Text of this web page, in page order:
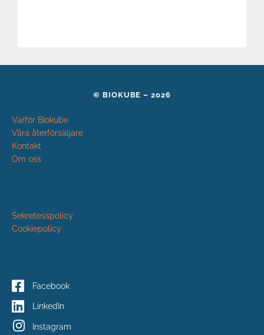
© BIOKUBE – 2026
Varför Biokube
Våra återförsäljare
Kontakt
Om oss
Sekretesspolicy
Cookiepolicy
Facebook
LinkedIn
Instagram